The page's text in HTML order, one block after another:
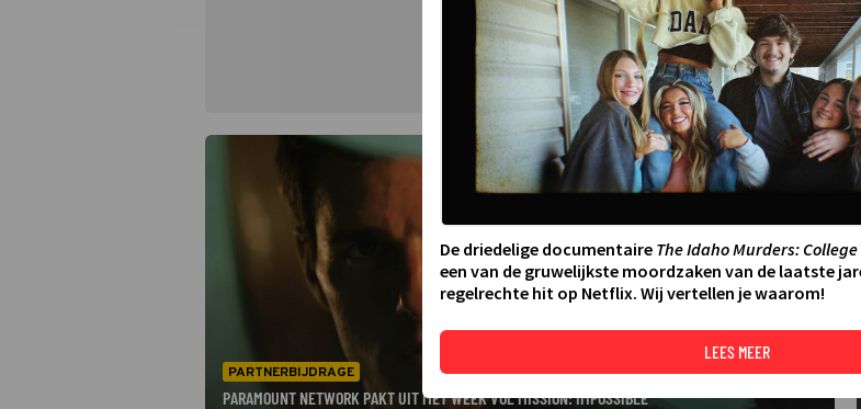
PARTNERBIJDRAGE
PARAMOUNT NETWORK PAKT UIT MET WEEK VOL MISSION: IMPOSSIBLE
De driedelige documentaire The Idaho Murders:
een van de gruwelijkste moordzaken van de laatste
regelrechte hit op Netflix. Wij vertellen je waarom!
LEES MEER